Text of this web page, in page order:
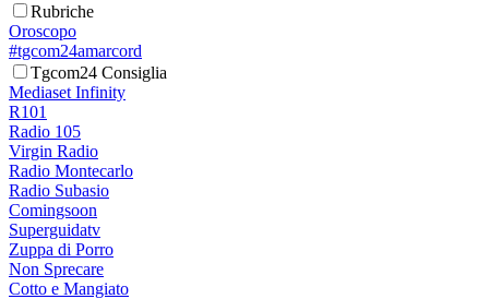
Rubriche
Oroscopo
#tgcom24amarcord
Tgcom24 Consiglia
Mediaset Infinity
R101
Radio 105
Virgin Radio
Radio Montecarlo
Radio Subasio
Comingsoon
Superguidatv
Zuppa di Porro
Non Sprecare
Cotto e Mangiato